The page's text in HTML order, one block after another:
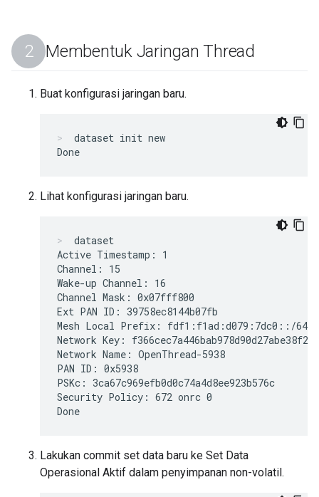
Membentuk Jaringan Thread
Buat konfigurasi jaringan baru.
dataset init new
Lihat konfigurasi jaringan baru.
dataset
Active Timestamp: 1
Channel: 15
Wake-up Channel: 16
Channel Mask: 0x07fff800
Ext PAN ID: 39758ec8144b07fb
Mesh Local Prefix: fdf1:f1ad:d079:7dc0::/64
Network Key: f366cec7a446bab978d90d27abe38f23
Network Name: OpenThread-5938
PAN ID: 0x5938
PSKc: 3ca67c969efb0d0c74a4d8ee923b576c
Security Policy: 672 onrc 0
Lakukan commit set data baru ke Set Data
Operasional Aktif dalam penyimpanan non-volatil.